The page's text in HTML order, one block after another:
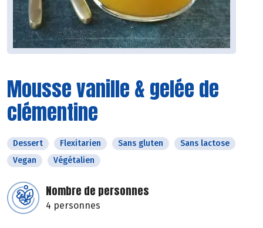
Mousse vanille & gelée de
clémentine
Dessert Flexitarien Sans gluten
Sans lactose
Vegan
Végétalien
Nombre de personnes
4 personnes